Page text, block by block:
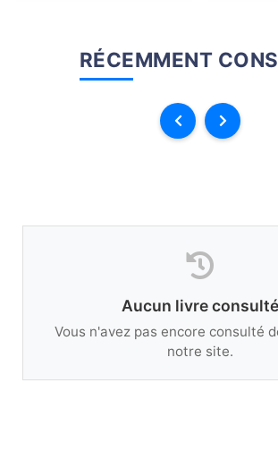
RÉCEMMENT
Aucun livre consulté
Vous n'avez pas encore consulté
notre site.